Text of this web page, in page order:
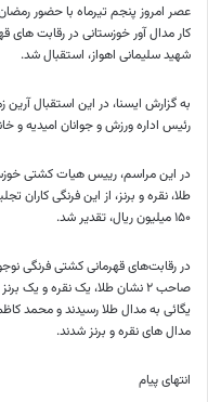
عصر امروز پنجم تیرماه با حضور
کار مدال آور خوزستانی در رقابت های
شهید سلیمانی اهواز، استقبال شد.
به گزارش ایسنا، در این استقبال
رئیس اداره ورزش و جوانان امیدیه و
طلا، نقره و برنز، از این فرنگی
۱۵۰ میلیون ریال، تقدیر شد.
صاحب ۲ نشان طلا، یک نقره و
یگائی به مدال طلا رسیدند و محمد
مدال های نقره و برنز شدند.
انتهای پیام